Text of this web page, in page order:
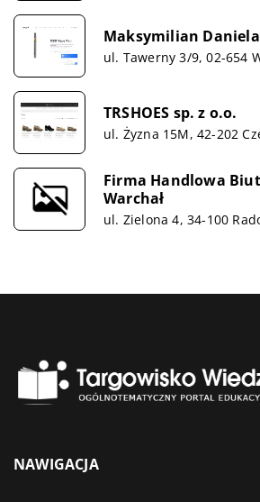
Maksymilian
ul. Tawerny 3/9, 02-654
TRSHOES sp. z o.o.
ul. Żyzna 15M, 42-202
Firma Handlowa
Warchał
ul. Zielona 4, 34-100
NAWIGACJA